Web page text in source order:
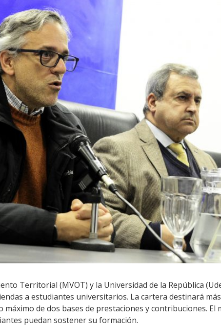
Territorial (MVOT) y la Universidad de la República
a estudiantes universitarios. La cartera destinará
de dos bases de prestaciones y contribuciones. El
puedan sostener su formación.